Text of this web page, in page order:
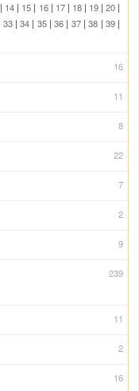
| 14 | 15 | 16| 17| 18| 19|20 |
33|34 | 35|36 | 37|38 | 39|
16
11
8
22
7
2
9
239
11
2
16